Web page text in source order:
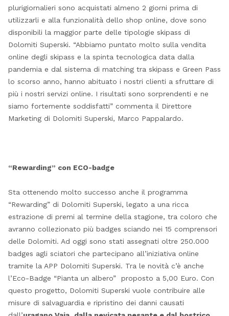
plurigiornalieri sono acquistati almeno 2 giorni prima di
utilizzarli e alla funzionalità dello shop online, dove sono
disponibili la maggior parte delle tipologie skipass di
Dolomiti Superski. “Abbiamo puntato molto sulla vendita
online degli skipass e la spinta tecnologica data dalla
pandemia e dal sistema di matching tra skipass e Green Pass
lo scorso anno, hanno abituato i nostri clienti a sfruttare di
più i nostri servizi online. I risultati sono sorprendenti e ne
siamo fortemente soddisfatti” commenta il Direttore
Marketing di Dolomiti Superski, Marco Pappalardo.
“Rewarding” con ECO-badge
Sta ottenendo molto successo anche il programma
“Rewarding” di Dolomiti Superski, legato a una ricca
estrazione di premi al termine della stagione, tra coloro che
avranno collezionato più badges sciando nei 15 comprensori
delle Dolomiti. Ad oggi sono stati assegnati oltre 250.000
badges agli sciatori che partecipano all’iniziativa online
tramite la APP Dolomiti Superski. Tra le novità c’è anche
l’Eco-Badge “Pianta un albero” proposto a 5,00 Euro. Con
questo progetto, Dolomiti Superski vuole contribuire alle
misure di salvaguardia e ripristino dei danni causati